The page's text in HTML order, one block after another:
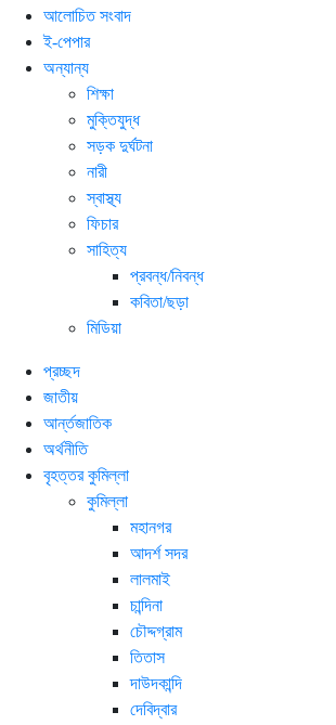
আলোচিত সংবাদ
ই-পেপার
অন্যান্য
শিক্ষা
মুক্তিযুদ্ধ
সড়ক দুর্ঘটনা
নারী
স্বাস্থ্য
ফিচার
সাহিত্য
প্রবন্ধ/নিবন্ধ
কবিতা/ছড়া
মিডিয়া
প্রচ্ছদ
জাতীয়
আর্ন্তজাতিক
অর্থনীতি
বৃহত্তর কুমিল্লা
কুমিল্লা
মহানগর
আদর্শ সদর
লালমাই
চান্দিনা
চৌদ্দগ্রাম
তিতাস
দাউদকান্দি
দেবিদ্বার